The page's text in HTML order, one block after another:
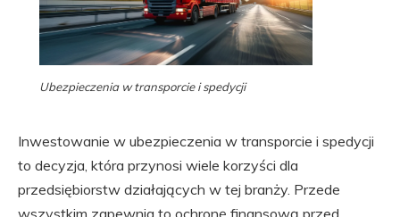
Ubezpieczenia w transporcie i spedycji
Inwestowanie w ubezpieczenia w transporcie i spedycji
to decyzja, która przynosi wiele korzyści dla
przedsiębiorstw działających w tej branży. Przede
wszystkim zapewnia to ochronę finansową przed